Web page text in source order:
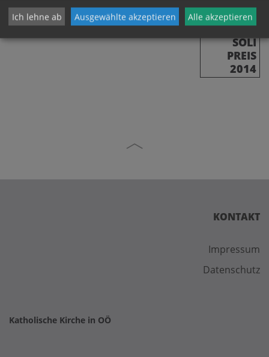
SOLI
PREIS
2014
KONTAKT
Impressum
Datenschutz
Katholische Kirche in OÖ
Ich lehne ab Ausgewählte akzeptieren Alle akzeptieren